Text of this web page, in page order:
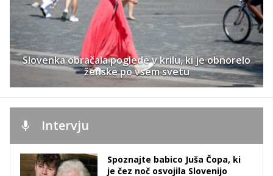
Slovenka obračala poglede v krilu, ki je obnorelo
ženske po vsem svetu
Intervju
Spoznajte babico Juša Čopa, ki
je čez noč osvojila Slovenijo